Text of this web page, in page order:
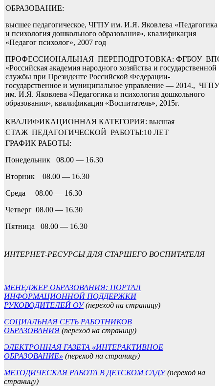
ОБРАЗОВАНИЕ:
высшее педагогическое, ЧГПУ им. И.Я. Яковлева «Педагогика
и психология дошкольного образования», квалификация
«Педагог психолог», 2007 год
ПРОФЕССИОНАЛЬНАЯ ПЕРЕПОДГОТОВКА: ФГБОУ
«Российская академия народного хозяйства и государственной
службы при Президенте Российской Федерации-
государственное и муниципальное управление — 2014., ЧГПУ
им. И.Я. Яковлева «Педагогика и психология дошкольного
образования», квалификация «Воспитатель», 2015г.
КВАЛИФИКАЦИОННАЯ КАТЕГОРИЯ: высшая
СТАЖ ПЕДАГОГИЧЕСКОЙ РАБОТЫ:10 ЛЕТ
ГРАФИК РАБОТЫ:
Понедельник 08.00 — 16.30
Вторник 08.00 — 16.30
Среда 08.00 — 16.30
Четверг 08.00 — 16.30
Пятница 08.00 — 16.30
ИНТЕРНЕТ-РЕСУРСЫ ДЛЯ СТАРШЕГО ВОСПИТАТЕЛЯ
МЕНЕДЖЕР ОБРАЗОВАНИЯ: ПОРТАЛ
ИНФОРМАЦИОННОЙ ПОДДЕРЖКИ
РУКОВОДИТЕЛЕЙ ОУ(переход на страницу)
СОЦИАЛЬНАЯ СЕТЬ РАБОТНИКОВ
ОБРАЗОВАНИЯ (переход на страницу)
ЭЛЕКТРОННАЯ ГАЗЕТА «ИНТЕРАКТИВНОЕ
ОБРАЗОВАНИЕ» (переход на страницу)
МЕТОДИЧЕСКАЯ РАБОТА В ДЕТСКОМ САДУ​(переход на
страницу)